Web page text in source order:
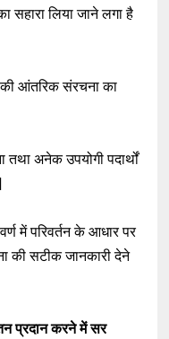
सहारा लिया जाने लगा है
आंतरिक संरचना का
तथा अनेक उपयोगी पदार्थों
में परिवर्तन के आधार पर
की सटीक जानकारी देने
प्रदान करने में सर